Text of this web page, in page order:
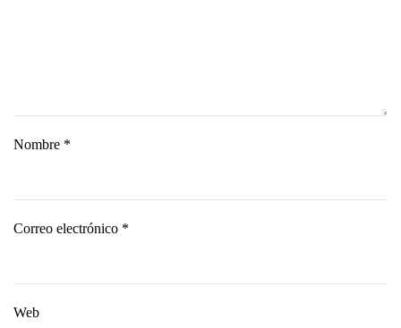
Nombre *
Correo electrónico *
Web